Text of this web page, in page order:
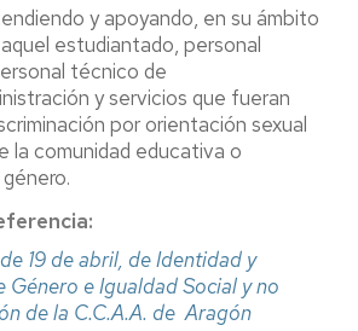
y apoyando, en su ámbito
estudiantado, personal
técnico de
y servicios que fueran
por orientación sexual
la comunidad educativa o
19 de abril, de Identidad y
Género e Igualdad Social y no
de la C.C.A.A. de Aragón